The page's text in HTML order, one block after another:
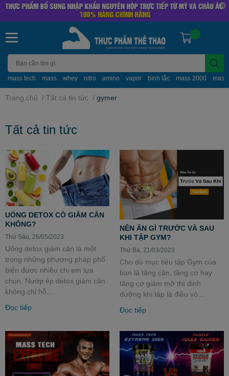
mass tech mass whey nitro amino vapor bình lắc mass 2000
0
Trang chủ / Tất cả tin tức / gymer
Tất cả tin tức
UỐNG DETOX CÓ GIẢM CÂN
KHÔNG?
Thứ Sáu, 26/05/2023
Uống detox giảm cân là một
trong những phương pháp phổ
biến được nhiều chị em lựa
chọn. Nướp ép detox giảm cân
không chỉ hỗ...
Đọc tiếp
NÊN ĂN GÌ TRƯỚC VÀ SAU
KHI TẬP GYM?
Thứ Ba, 21/03/2023
Cho dù mục tiêu tập Gym của
bạn là tăng cân, tăng cơ hay
tăng cơ giảm mỡ thì dinh
dưỡng khi tập là điều vô...
Đọc tiếp